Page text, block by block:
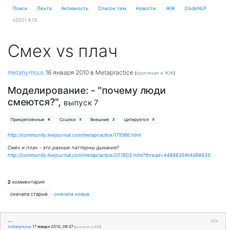
Поиск Лента Активность Cписок тем Новости ЖЖ CodeNLP
v2021.4.13
Смех vs плач
metanymous 16 января 2010 в Metapractice (оригинал в ЖЖ)
Моделирование: - "почему люди
смеются?", выпуск 7
Прикреплённые 6 Ссылки 3 Внешние 2 Цитируется 5
http://community.livejournal.com/metapractice/171086.html
Смех и плач - это разные паттерны дыхания?
http://community.livejournal.com/metapractice/207803.html?thread=4488635#t4488635
2 комментария
сначала старые сначала новые
</>
...
metanymous 17 января 2010, 09:37 (оригинал в ЖЖ)